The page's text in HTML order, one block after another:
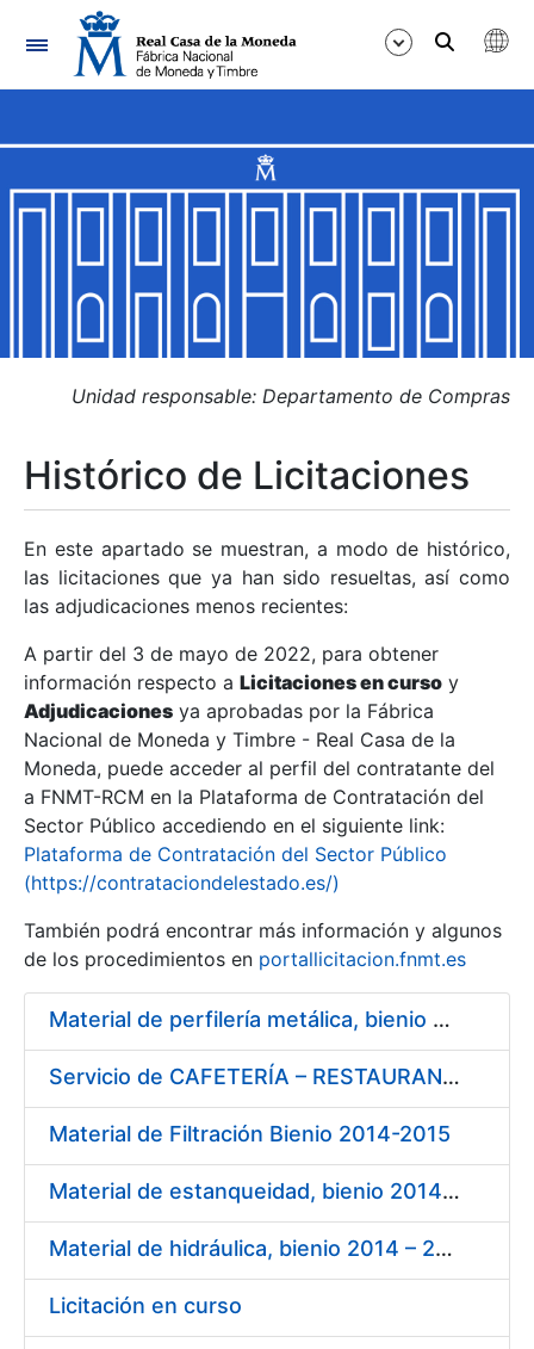
Navegación
Mostrar/Ocultar
Mostrar/Ocultar
Mostrar/Ocultar
Mostrar/Ocultar
Mostrar/Ocultar
Mostrar/Ocultar
Unidad responsable: Departamento de Compras
Histórico de Licitaciones
En este apartado se muestran, a modo de histórico,
las licitaciones que ya han sido resueltas, así como
las adjudicaciones menos recientes:
A partir del 3 de mayo de 2022, para obtener
información respecto a Licitaciones en curso y
Adjudicaciones ya aprobadas por la Fábrica
Nacional de Moneda y Timbre - Real Casa de la
Moneda, puede acceder al perfil del contratante del
a FNMT-RCM en la Plataforma de Contratación del
Sector Público accediendo en el siguiente link:
Plataforma de Contratación del Sector Público
(https://contrataciondelestado.es/)
También podrá encontrar más información y algunos
de los procedimientos en portallicitacion.fnmt.es
Material de perfilería metálica, bienio 2014 – 2015
Servicio de CAFETERÍA – RESTAURANTE en la sede de la FNMT-RCM en Madrid
Material de Filtración Bienio 2014-2015
Material de estanqueidad, bienio 2014 – 2015
Material de hidráulica, bienio 2014 – 2015
Licitación en curso